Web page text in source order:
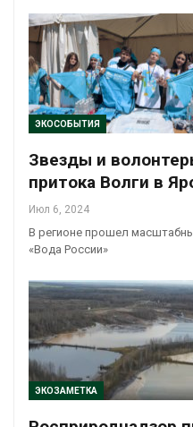
ЭКОСОБЫТИЯ
Звезды и
притока Волги в
Июл 6, 2024
В регионе прошел
«Вода России»
ЭКОЗАМЕТКА